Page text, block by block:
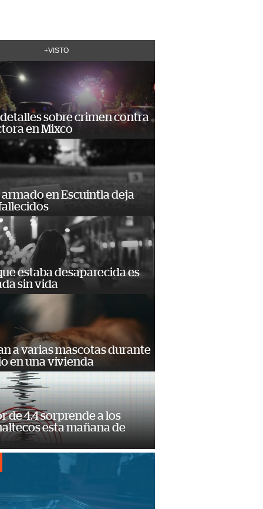
+VISTO
sobre crimen contra
en Mixco
en Escuintla deja
estaba desaparecida es
sin vida
a varias mascotas durante
en una vivienda
de 4.4 sorprende a los
esta mañana de